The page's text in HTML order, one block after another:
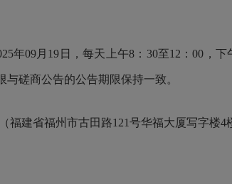
09月19日，每天上午8：30至12：00，
磋商公告的公告期限保持一致。
省福州市古田路121号华福大厦写字楼4